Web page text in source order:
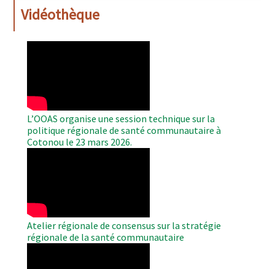
Vidéothèque
L’OOAS organise une session technique sur la
politique régionale de santé communautaire à
Cotonou le 23 mars 2026.
Atelier régionale de consensus sur la stratégie
régionale de la santé communautaire